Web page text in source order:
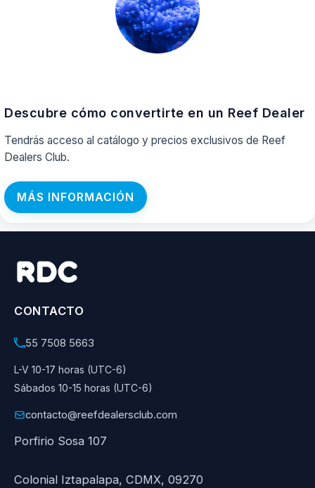
Descubre cómo convertirte en un Reef Dealer
Tendrás acceso al catálogo y precios exclusivos de Reef
Dealers Club.
MÁS INFORMACIÓN
CONTACTO
55 7508 5663
L-V 10-17 horas (UTC-6)
Sábados 10-15 horas (UTC-6)
contacto@reefdealersclub.com
Porfirio Sosa 107
Colonial Iztapalapa, CDMX, 09270